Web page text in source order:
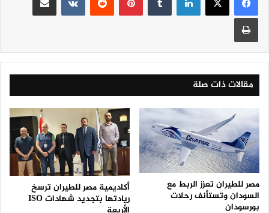
مقالات ذات صلة
مصر للطيران تعزز الربط مع
السودان وتستأنف رحلات
بورسودان
أكاديمية مصر للطيران ترسخ
ريادتها بتجديد شهادات ISO